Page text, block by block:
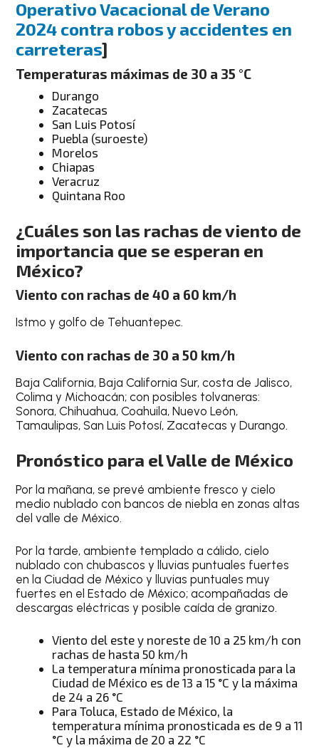
Operativo Vacacional de Verano
2024 contra robos y accidentes en
carreteras]
Temperaturas máximas de 30 a 35 °C
Durango
Zacatecas
San Luis Potosí
Puebla (suroeste)
Morelos
Chiapas
Veracruz
Quintana Roo
¿Cuáles son las rachas de viento de
importancia que se esperan en
México?
Viento con rachas de 40 a 60 km/h
Istmo y golfo de Tehuantepec.
Viento con rachas de 30 a 50 km/h
Baja California, Baja California Sur, costa de Jalisco,
Colima y Michoacán; con posibles tolvaneras:
Sonora, Chihuahua, Coahuila, Nuevo León,
Tamaulipas, San Luis Potosí, Zacatecas y Durango.
Pronóstico para el Valle de México
Por la mañana, se prevé ambiente fresco y cielo
medio nublado con bancos de niebla en zonas altas
del valle de México.
Por la tarde, ambiente templado a cálido, cielo
nublado con chubascos y lluvias puntuales fuertes
en la Ciudad de México y lluvias puntuales muy
fuertes en el Estado de México; acompañadas de
descargas eléctricas y posible caída de granizo.
Viento del este y noreste de 10 a 25 km/h con
rachas de hasta 50 km/h
La temperatura mínima pronosticada para la
Ciudad de México es de 13 a 15 °C y la máxima
de 24 a 26 °C
Para Toluca, Estado de México, la
temperatura mínima pronosticada es de 9 a 11
°C y la máxima de 20 a 22 °C